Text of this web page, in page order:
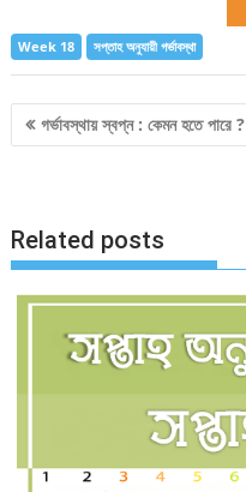
Week 18 সপ্তাহ অনুযায়ী গর্ভাবস্থা
Post
গর্ভাবস্থায় স্বপ্ন : কেমন হতে পারে ?
Related posts